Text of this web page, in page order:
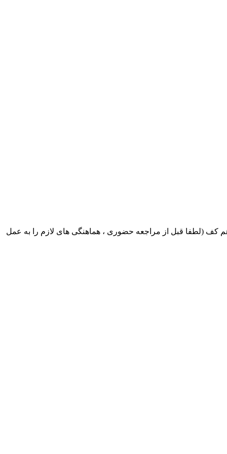
ایران بابکت : میدان حر . خ امام خمینی . خیابان کمالی . خیابان اسکندری جنوبی اول خیابان مرتضوی پلاک 8 طبقه هم کف (لطفا قبل از مراجعه حضوری ، هماهنگی های لازم را به عمل